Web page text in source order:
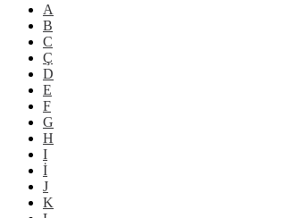
A
B
C
Ç
D
E
F
G
H
I
İ
J
K